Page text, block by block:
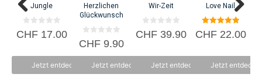
Jungle
0
v
CHF17.00
Jetzt entdecken
Herzlichen
Glückwunsch
0
v
CHF9.90
Jetzt entdecken
Wir-Zeit
0
v
CHF39.90
Jetzt entdecken
Love Nail
5.00
von 5
CHF22.00
Jetzt